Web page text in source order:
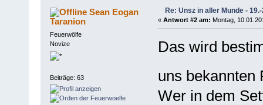
Sean Eogan
Taranion
Feuerwölfe
Novize
Beiträge: 63
Re: Unsz in aller Munde -
« Antwort #2 am: Montag,
Das wird
uns bekannten
Wer in dem